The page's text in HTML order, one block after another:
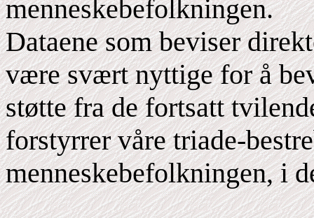
menneskebefolkningen.
Dataene som beviser
være svært nyttige for å
støtte fra de fortsatt
forstyrrer våre triade-
menneskebefolkningen, i